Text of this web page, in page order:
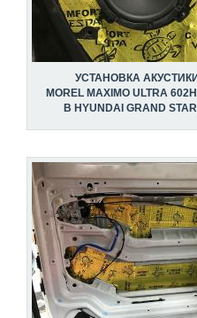
УСТАНОВКА
MOREL MAXIMO ULTRA
В HYUNDAI GRAND